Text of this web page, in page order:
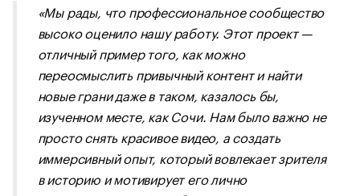
«Мы рады, что профессиональное сообщество
высоко оценило нашу работу. Этот проект —
отличный пример того, как можно
переосмыслить привычный контент и найти
новые грани даже в таком, казалось бы,
изученном месте, как Сочи. Нам было важно не
просто снять красивое видео, а создать
иммерсивный опыт, который вовлекает зрителя
в историю и мотивирует его лично